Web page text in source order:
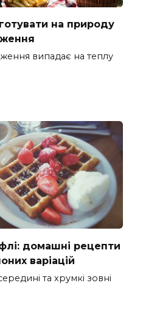
на природу
випадає на теплу
домашні рецепти
варіацій
та хрумкі зовні